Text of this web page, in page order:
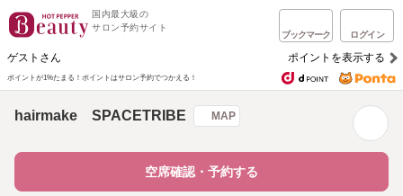
国内最大級の
サロン予約サイト
ブックマーク ログイン
ゲストさん ポイントを表示する
ポイントが1%たまる！ ポイントはサロン予約でつかえる！
hairmake SPACETRIBE MAP
空席確認・予約する